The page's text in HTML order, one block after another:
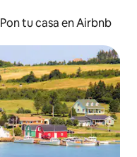
Pon tu casa en Airbnb